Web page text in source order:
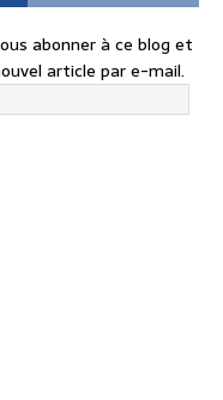
abonner à ce blog et
article par e-mail.